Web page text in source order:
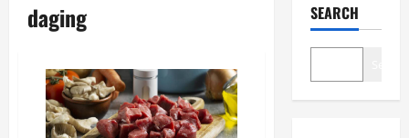
daging SEARCH